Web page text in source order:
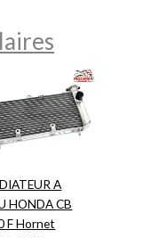
A
HONDA CB
F Hornet